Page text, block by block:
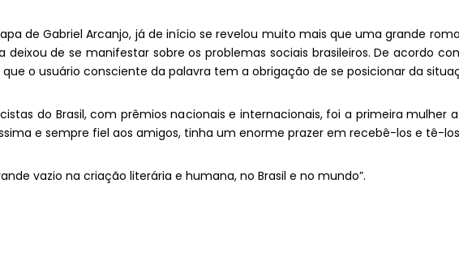
de Gabriel Arcanjo, já de início se revelou muito mais que uma grande
de se manifestar sobre os problemas sociais brasileiros. De acordo
que o usuário consciente da palavra tem a obrigação de se posicionar da
do Brasil, com prêmios nacionais e internacionais, foi a primeira mulher
e sempre fiel aos amigos, tinha um enorme prazer em recebê-los e tê-
vazio na criação literária e humana, no Brasil e no mundo”.